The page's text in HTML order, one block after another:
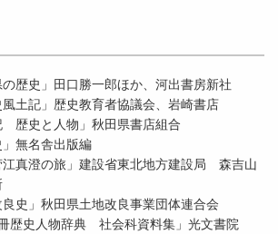
歴史」田口勝一郎ほか、河出書房新社
風土記」歴史教育者協議会、岩崎書店
歴史と人物」秋田県書店組合
」無名舎出版編
真澄の旅」建設省東北地方建設局 森吉山
良史」秋田県土地改良事業団体連合会
歴史人物辞典 社会科資料集」光文書院